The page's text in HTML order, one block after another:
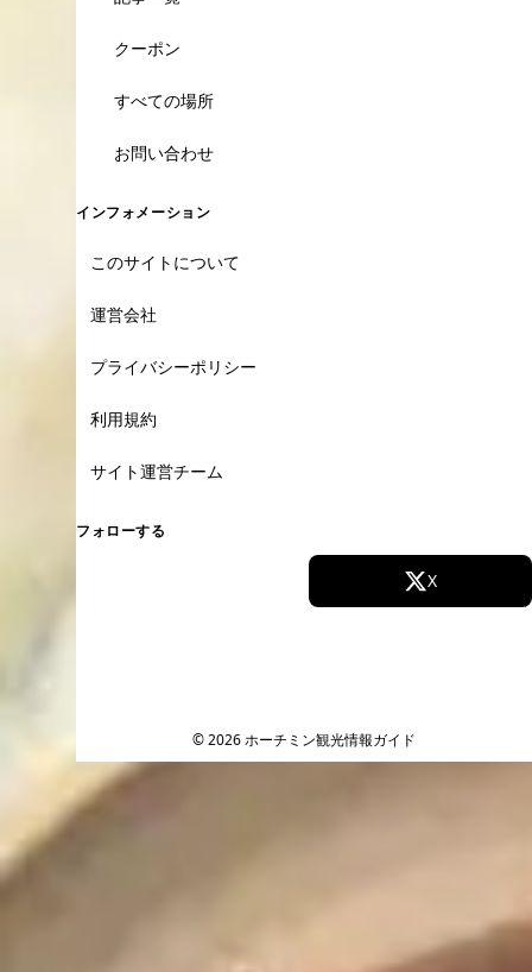
クーポン
すべての場所
お問い合わせ
インフォメーション
このサイトについて
運営会社
プライバシーポリシー
利用規約
サイト運営チーム
フォローする
X
© 2026 ホーチミン観光情報ガイド